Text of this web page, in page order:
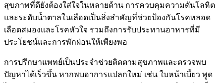
สุขภาพที่ดียังต้องใส่ใจในหลายด้าน การควบคุมความดันโลหิต
และระดับน้ำตาลในเลือดเป็นสิ่งสำคัญที่ช่วยป้องกันโรคหลอด
เลือดสมองและโรคหัวใจ รวมถึงการรับประทานอาหารที่มี
ประโยชน์และการพักผ่อนให้เพียงพอ
การปรึกษาแพทย์เป็นประจำช่วยติดตามสุขภาพและตรวจพบ
ปัญหาได้เร็วขึ้น หากพบอาการแปลกใหม่ เช่น ใบหน้าเบี้ยว พูด